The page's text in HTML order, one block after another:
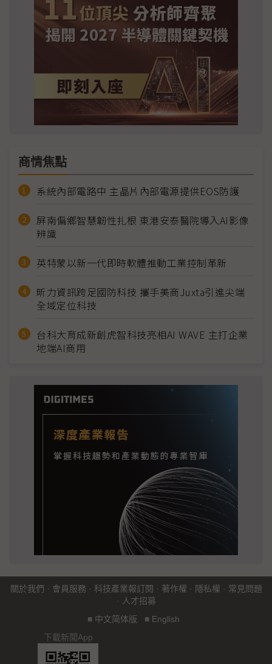
商情焦點
系統內部電路中 主晶片內部電源提供EOS防護
屏南偏鄉智慧韌性扎根 東港安泰醫院導入AI影像
辨識
英特蒙以新一代即時軟體推動工業控制革新
昕力資訊跨足國防科技 攜手美商Juxta引進尖端
全域定位科技
台科大育成新創虎智科技亮相AI WAVE 主打企業
地端AI商用
關於我們 · 會員服務 · 科技產業報訂閱 · 著作權 · 隱私權 · 常見問題
· 人才招募
■ 中文简体版 ■ English
下載新聞App